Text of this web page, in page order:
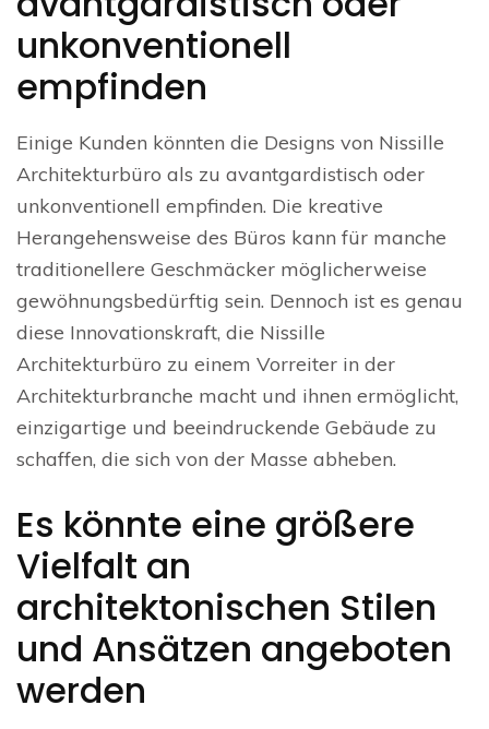
unkonventionell
empfinden
Einige Kunden könnten die Designs von Nissille
Architekturbüro als zu avantgardistisch oder
unkonventionell empfinden. Die kreative
Herangehensweise des Büros kann für manche
traditionellere Geschmäcker möglicherweise
gewöhnungsbedürftig sein. Dennoch ist es genau
diese Innovationskraft, die Nissille
Architekturbüro zu einem Vorreiter in der
Architekturbranche macht und ihnen ermöglicht,
einzigartige und beeindruckende Gebäude zu
schaffen, die sich von der Masse abheben.
Es könnte eine größere
Vielfalt an
architektonischen Stilen
und Ansätzen angeboten
werden